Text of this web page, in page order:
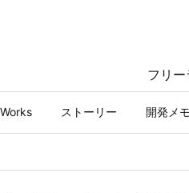
フリ
Works ストーリー 開発メモ